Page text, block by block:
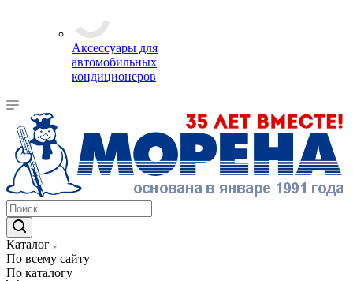
Аксессуары для
автомобильных
кондиционеров
Каталог
По всему сайту
По каталогу